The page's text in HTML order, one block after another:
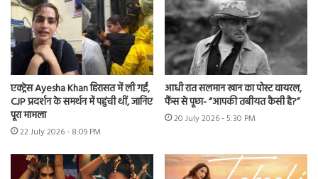
एक्ट्रेस Ayesha Khan हिरासत में ली गईं,
CJP प्रदर्शन के समर्थन में पहुंची थीं, जानिए
पूरा मामला
22 July 2026 - 8:09 PM
आधी रात सलमान खान का पोस्ट वायरल,
फैंस से पूछा- “आपकी तबीयत कैसी है?”
20 July 2026 - 5:30 PM